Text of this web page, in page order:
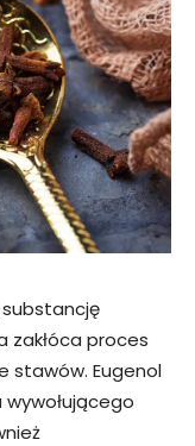
zakłóca proces
stawów. Eugenol
wywołującego